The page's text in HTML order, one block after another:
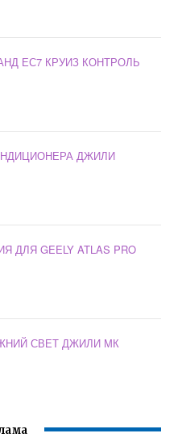
ЕС7 КРУИЗ КОНТРОЛЬ
ДЖИЛИ
ДЛЯ GEELY ATLAS PRO
СВЕТ ДЖИЛИ МК